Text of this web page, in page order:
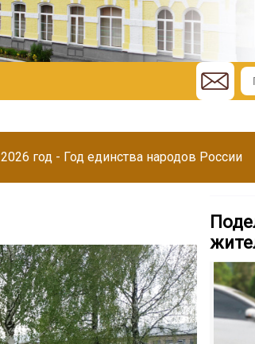
2026 год - Год единства народов России